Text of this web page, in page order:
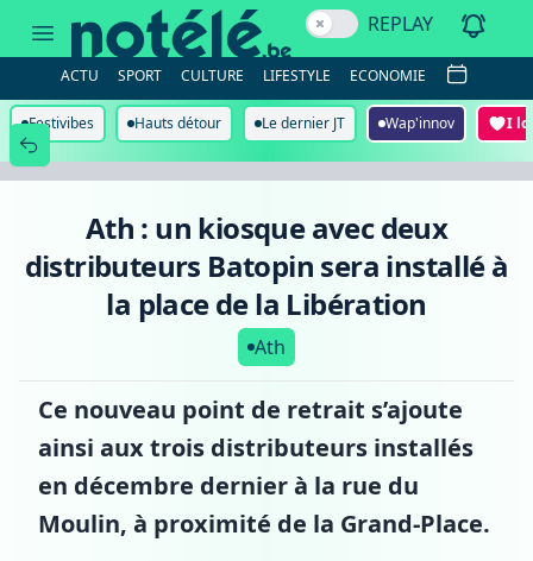
deux
distributeurs
Batopin
sera
installé
REPLAY
ACTU SPORT CULTURE LIFESTYLE ECONOMIE
Festivibes Hauts détour Le dernier JT Wap'innov I
Ath : un kiosque avec deux
distributeurs Batopin sera installé à
la place de la Libération
Ath
Ce nouveau point de retrait s’ajoute
ainsi aux trois distributeurs installés
en décembre dernier à la rue du
Moulin, à proximité de la Grand-Place.